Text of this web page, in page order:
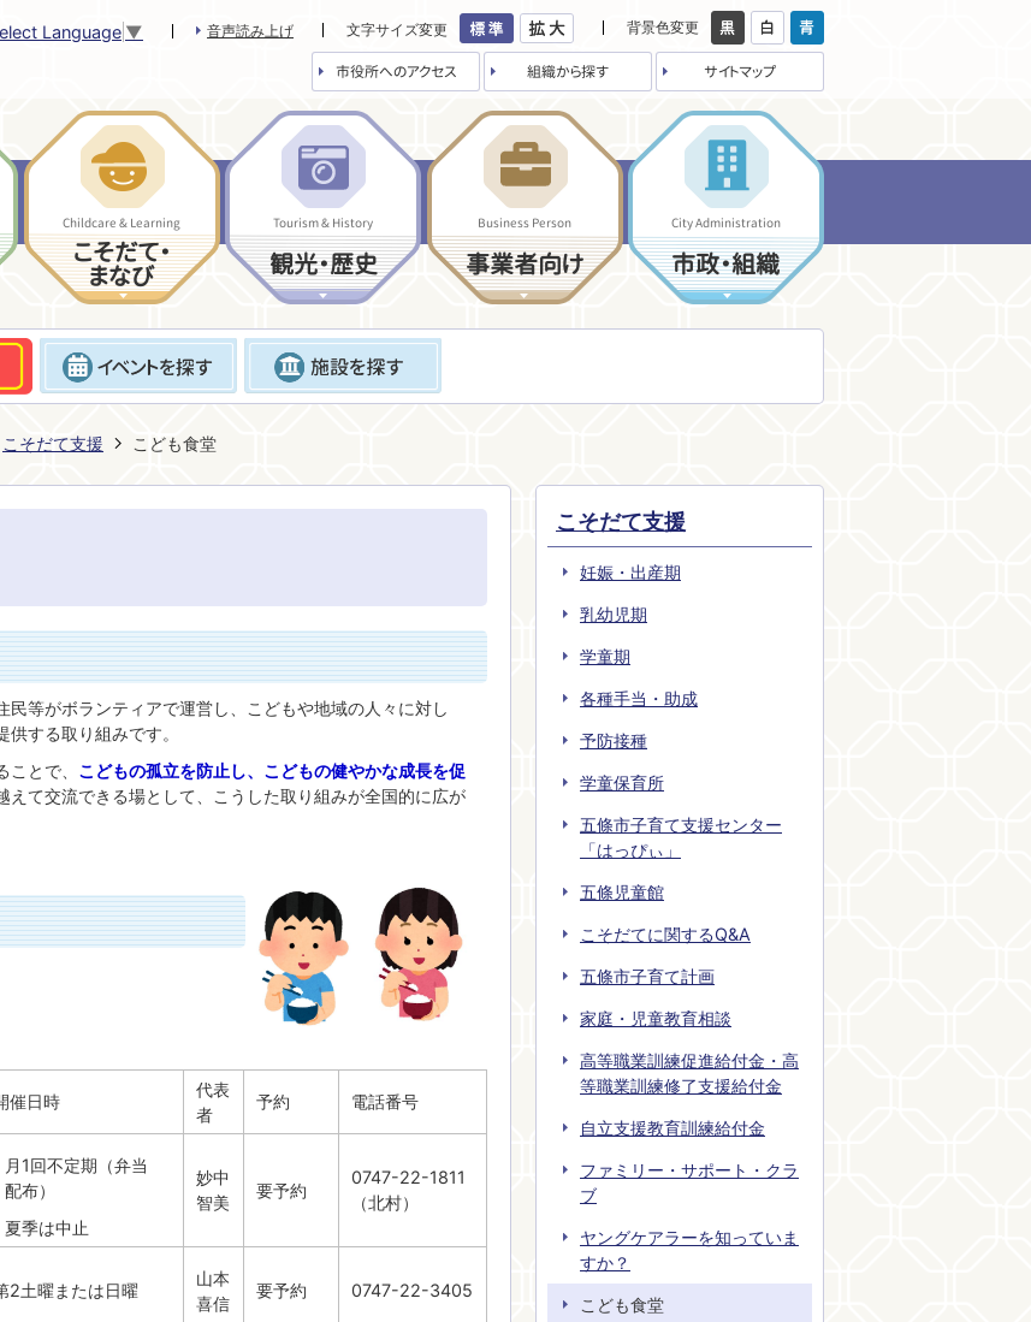
Language ▼ 音声読み上げ 文字サイズ変更 背景色変更
市役所へのアクセス 組織から探す サイトマップ
Childcare & Learning
こそだて・
まなび
Tourism & History
観光・歴史
Business Person
事業者向け
City Administration
市政・組織
こそだて支援 こども食堂
等がボランティアで運営し、こどもや地域の人々に対し
する取り組みです。
とで、 こどもの孤立を防止し、こどもの健やかな成長を促
えて交流できる場として、こうした取り組みが全国的に広が
催日時
代表
者
予約 電話番号
月1回不定期（弁当
配布）
夏季は中止
妙中
智美
要予約
0747-22-1811
（北村）
2土曜または日曜
山本
喜信
要予約 0747-22-3405
こそだて支援
妊娠・出産期
乳幼児期
学童期
各種手当・助成
予防接種
学童保育所
五條市子育て支援センター
「はっぴぃ」
五條児童館
こそだてに関するQ&A
五條市子育て計画
家庭・児童教育相談
高等職業訓練促進給付金・高
等職業訓練修了支援給付金
自立支援教育訓練給付金
ファミリー・サポート・クラ
ブ
ヤングケアラーを知っていま
すか？
こども食堂